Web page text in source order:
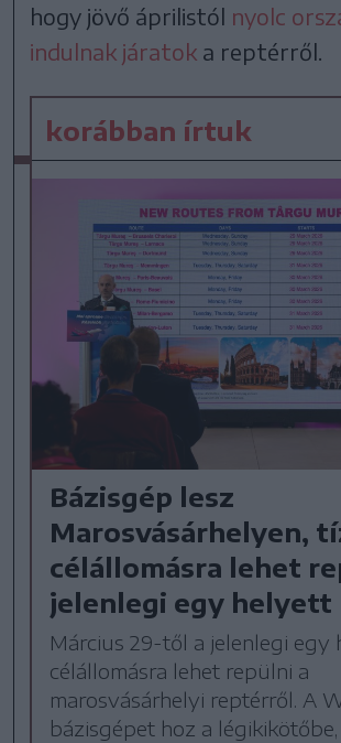
hogy jövő áprilistól nyolc
indulnak járatok a reptérről.
korábban írtuk
Bázisgép lesz
Marosvásárhelyen,
célállomásra lehet
jelenlegi egy helyett
Március 29-től a jelenlegi egy
célállomásra lehet repülni a
marosvásárhelyi reptérről. A
bázisgépet hoz a